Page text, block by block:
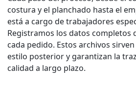
costura y el planchado hasta el
está a cargo de trabajadores
Registramos los datos completos
cada pedido. Estos archivos
estilo posterior y garantizan la
calidad a largo plazo.